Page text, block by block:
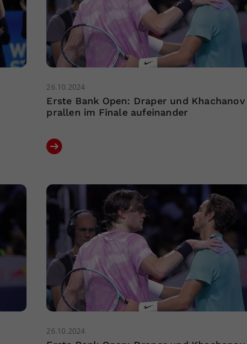
26.10.2024
Erste Bank Open: Draper und Khachanov
prallen im Finale aufeinander
26.10.2024